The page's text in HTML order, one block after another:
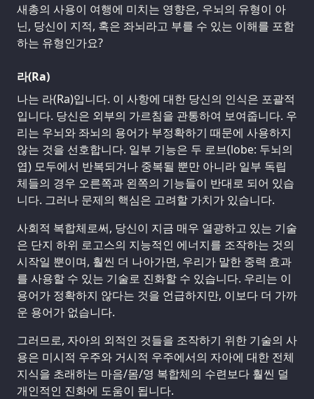
새총의 사용이 여행에 미치는 영향은, 우뇌의 유형이 아
닌, 당신이 지적, 혹은 좌뇌라고 부를 수 있는 이해를 포함
하는 유형인가요?
라(Ra)
나는 라(Ra)입니다. 이 사항에 대한 당신의 인식은 포괄적
입니다. 당신은 외부의 가르침을 관통하여 보여줍니다. 우
리는 우뇌와 좌뇌의 용어가 부정확하기 때문에 사용하지
않는 것을 선호합니다. 일부 기능은 두 로브(lobe: 두뇌의
엽) 모두에서 반복되거나 중복될 뿐만 아니라 일부 독립
체들의 경우 오른쪽과 왼쪽의 기능들이 반대로 되어 있습
니다. 그러나 문제의 핵심은 고려할 가치가 있습니다.
사회적 복합체로써, 당신이 지금 매우 열광하고 있는 기술
은 단지 하위 로고스의 지능적인 에너지를 조작하는 것의
시작일 뿐이며, 훨씬 더 나아가면, 우리가 말한 중력 효과
를 사용할 수 있는 기술로 진화할 수 있습니다. 우리는 이
용어가 정확하지 않다는 것을 언급하지만, 이보다 더 가까
운 용어가 없습니다.
그러므로, 자아의 외적인 것들을 조작하기 위한 기술의 사
용은 미시적 우주와 거시적 우주에서의 자아에 대한 전체
지식을 초래하는 마음/몸/영 복합체의 수련보다 훨씬 덜
개인적인 진화에 도움이 됩니다.